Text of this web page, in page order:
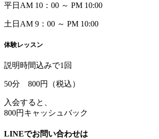
平日 AM 10：00 ～ PM 10:00
土日 AM 9：00 ～ PM 10:00
体験レッスン
説明時間込みで1回
50分 800円（税込）
入会すると、
800円キャッシュバック
LINEでお問い合わせは